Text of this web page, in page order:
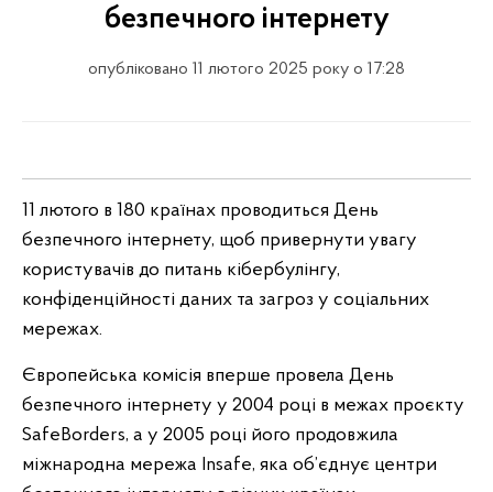
безпечного інтернету
опубліковано 11 лютого 2025 року о 17:28
11 лютого в 180 країнах проводиться День
безпечного інтернету, щоб привернути увагу
користувачів до питань кібербулінгу,
конфіденційності даних та загроз у соціальних
мережах.
Європейська комісія вперше провела День
безпечного інтернету у 2004 році в межах проєкту
SafeBorders, а у 2005 році його продовжила
міжнародна мережа Insafe, яка об’єднує центри